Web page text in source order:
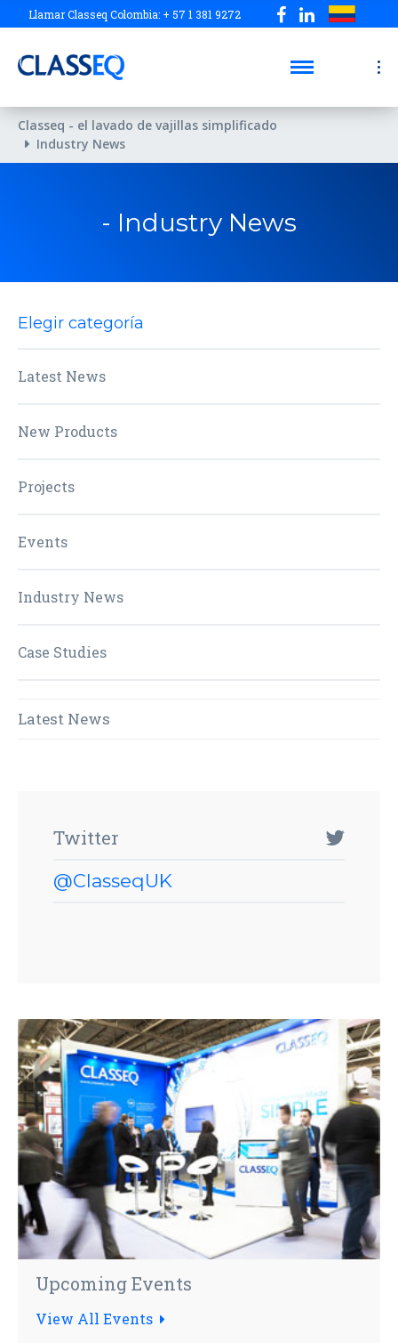
Llamar Classeq Colombia: + 57 1 381 9272
Classeq - el lavado de vajillas simplificado
Industry News
- Industry News
Elegir categoría
Latest News
New Products
Projects
Events
Industry News
Case Studies
Latest News
Twitter
@ClasseqUK
Upcoming Events
View All Events